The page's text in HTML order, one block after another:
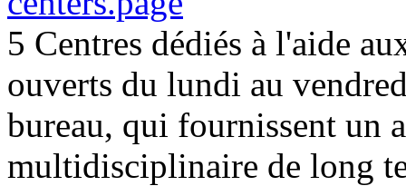
5 Centres dédiés à l'aide
ouverts du lundi au
bureau, qui fournissent un
multidisciplinaire de long